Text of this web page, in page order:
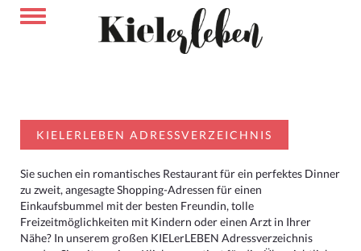
KIELERLEBEN ADRESSVERZEICHNIS
Sie suchen ein romantisches Restaurant für ein perfektes Dinner
zu zweit, angesagte Shopping-Adressen für einen
Einkaufsbummel mit der besten Freundin, tolle
Freizeitmöglichkeiten mit Kindern oder einen Arzt in Ihrer
Nähe? In unserem großen KIELerLEBEN Adressverzeichnis